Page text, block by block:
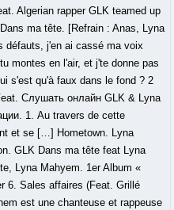
Algerian rapper GLK teamed up
ma tête. [Refrain : Anas, Lyna
défauts, j'en ai cassé ma voix
montes en l'air, et j'te donne pas
s'est qu'à faux dans le fond ? 2
Слушать онлайн GLK & Lyna
1. Au travers de cette
et se […] Hometown. Lyna
GLK Dans ma tête feat Lyna
Lyna Mahyem. 1er Album «
6. Sales affaires (Feat. Grillé
est une chanteuse et rappeuse